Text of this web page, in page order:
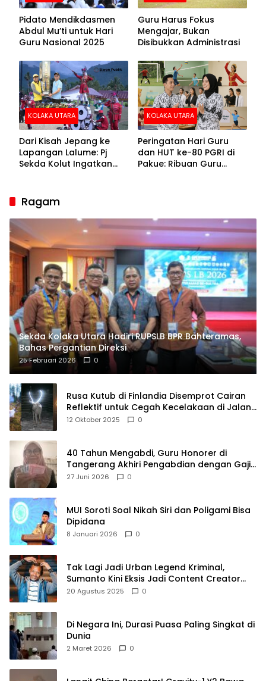
Pidato Mendikdasmen
Abdul Mu’ti untuk Hari
Guru Nasional 2025
Guru Harus Fokus
Mengajar, Bukan
Disibukkan Administrasi
KOLAKA UTARA
Dari Kisah Jepang ke
Lapangan Lalume: Pj
Sekda Kolut Ingatkan
KOLAKA UTARA
Peringatan Hari Guru
dan HUT ke-80 PGRI di
Pakue: Ribuan Guru
Ragam
Sekda Kolaka Utara Hadiri RUPSLB BPR Bahteramas,
Bahas Pergantian Direksi
25 Februari 2026 0
Rusa Kutub di Finlandia Disemprot Cairan
Reflektif untuk Cegah Kecelakaan di Jalan
Raya
12 Oktober 2025 0
40 Tahun Mengabdi, Guru Honorer di
Tangerang Akhiri Pengabdian dengan Gaji
Rp414 Ribu
27 Juni 2026 0
MUI Soroti Soal Nikah Siri dan Poligami Bisa
Dipidana
8 Januari 2026 0
Tak Lagi Jadi Urban Legend Kriminal,
Sumanto Kini Eksis Jadi Content Creator
Mukbang
20 Agustus 2025 0
Di Negara Ini, Durasi Puasa Paling Singkat di
Dunia
2 Maret 2026 0